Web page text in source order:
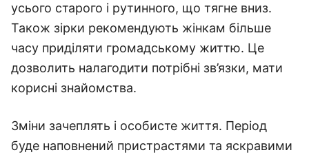
усього старого і рутинного, що тягне вниз.
Також зірки рекомендують жінкам більше
часу приділяти громадському життю. Це
дозволить налагодити потрібні зв’язки, мати
корисні знайомства.
Зміни зачеплять і особисте життя. Період
буде наповнений пристрастями та яскравими